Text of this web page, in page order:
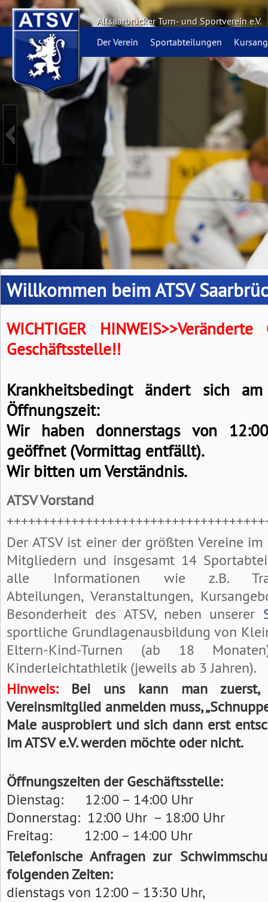
Altsaarbrücker Turn- und Sportverein e.V.
Der Verein
Sportabteilungen
Willkommen beim ATSV
WICHTIGER
Geschäftsstelle!!
Krankheitsbedingt ändert sich
Öffnungszeit:
Wir haben donnerstags von
geöffnet (Vormittag entfällt).
Wir bitten um Verständnis.
ATSV Vorstand
Der ATSV ist einer der größten Vereine
Mitgliedern und insgesamt 14
alle Informationen wie z.B.
Abteilungen, Veranstaltungen,
Besonderheit des ATSV, neben unserer
sportliche Grundlagenausbildung von
Eltern-Kind-Turnen (ab 18
Kinderleichtathletik (jeweils ab 3 Jahren).
Hinweis: Bei uns kann man
Vereinsmitglied anmelden muss,
Male ausprobiert und sich dann erst
im ATSV e.V. werden möchte oder nicht.
Öffnungszeiten der Geschäftsstelle:
Dienstag: 12:00 – 14:00 Uhr
Donnerstag: 12:00 Uhr – 18:00 Uhr
Freitag: 12:00 – 14:00 Uhr
Telefonische Anfragen zur
folgenden Zeiten:
dienstags von 12:00 – 13:30 Uhr,